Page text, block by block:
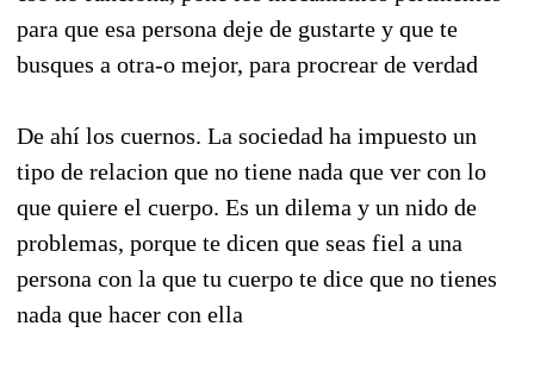
para que esa persona deje de gustarte y que te
busques a otra-o mejor, para procrear de verdad
De ahí los cuernos. La sociedad ha impuesto un
tipo de relacion que no tiene nada que ver con lo
que quiere el cuerpo. Es un dilema y un nido de
problemas, porque te dicen que seas fiel a una
persona con la que tu cuerpo te dice que no tienes
nada que hacer con ella